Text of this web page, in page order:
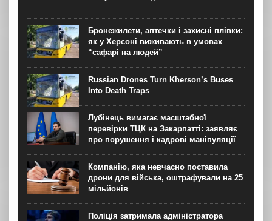
Бронежилети, аптечки і захисні плівки:
як у Херсоні виживають в умовах
“сафарі на людей”
Russian Drones Turn Kherson’s Buses
Into Death Traps
Лубінець вимагає масштабної
перевірки ТЦК на Закарпатті: заявляє
про порушення і кадрові маніпуляції
Компанію, яка невчасно поставила
дрони для війська, оштрафували на 25
мільйонів
Поліція затримала адміністратора